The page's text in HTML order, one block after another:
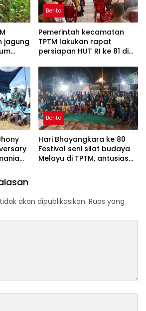
jagung
Berita
Pemerintah kecamatan
TPTM lakukan rapat
persiapan HUT RI ke 81 di
pulau
Berita
Hari Bhayangkara ke 80
Festival seni silat budaya
Melayu di TPTM, antusias
kabupaten Rohil
akan dipublikasikan. Ruas yang